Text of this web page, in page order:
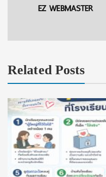
EZ WEBMASTER
Related Posts